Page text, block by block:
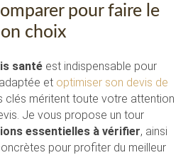
pour faire le
choix
santéest indispensable pour
et optimiser son devis de
clés méritent toute votre attention
Je vous propose un tour
essentielles à vérifier, ainsi
pour profiter du meilleur